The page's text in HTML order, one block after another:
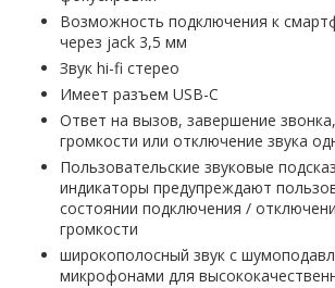
Возможность подключения к
через jack 3,5 мм
Звук hi-fi стерео
Имеет разъем USB-C
Ответ на вызов, завершение
громкости или отключение звука
Пользовательские звуковые
индикаторы предупреждают
состоянии подключения /
громкости
широкополосный звук с
микрофонами для